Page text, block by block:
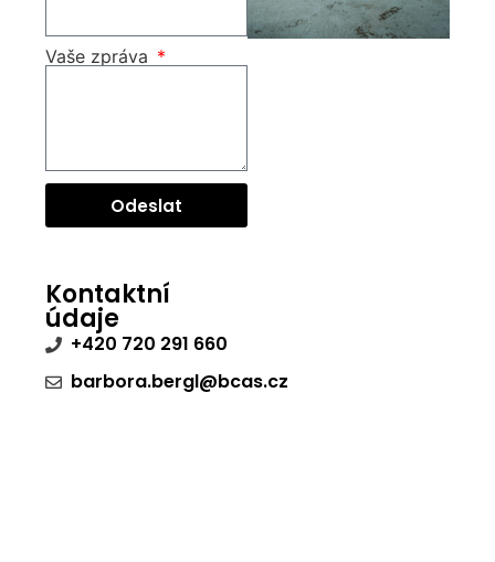
Vaše zpráva
Odeslat
Kontaktní
údaje
+420 720 291 660
barbora.bergl@bcas.cz